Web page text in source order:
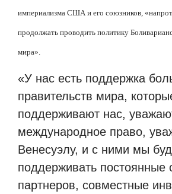
империализма США и его союзников,
продолжать проводить политику
мира».
«У нас есть поддержка
правительств мира,
поддерживают нас,
международное право,
Венесуэлу, и с ними мы
поддерживать постоянные
партнеров, совместные